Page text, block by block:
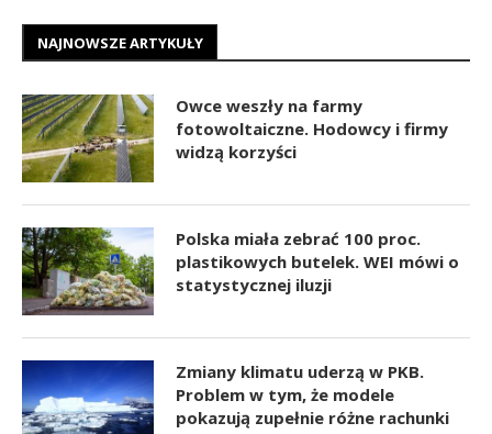
NAJNOWSZE ARTYKUŁY
Owce weszły na farmy
fotowoltaiczne. Hodowcy i firmy
widzą korzyści
Polska miała zebrać 100 proc.
plastikowych butelek. WEI mówi o
statystycznej iluzji
Zmiany klimatu uderzą w PKB.
Problem w tym, że modele
pokazują zupełnie różne rachunki